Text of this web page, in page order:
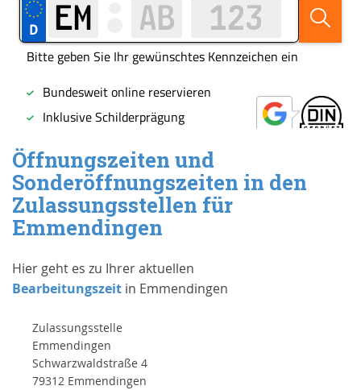
Öffnungszeiten und
Sonderöffnungszeiten in den
Zulassungsstellen für
Emmendingen
Hier geht es zu Ihrer aktuellen
Bearbeitungszeit in Emmendingen
Zulassungsstelle
Emmendingen
Schwarzwaldstraße 4
79312 Emmendingen